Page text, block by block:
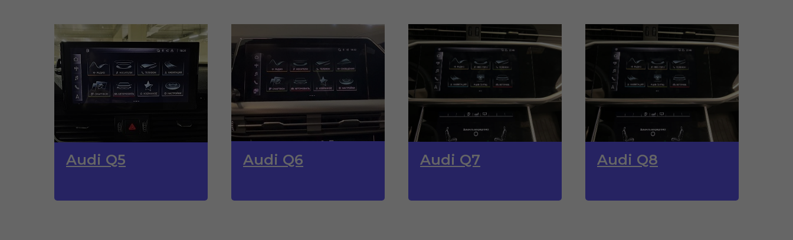
Audi Q8
Audi Q7
Audi Q6
Audi Q5